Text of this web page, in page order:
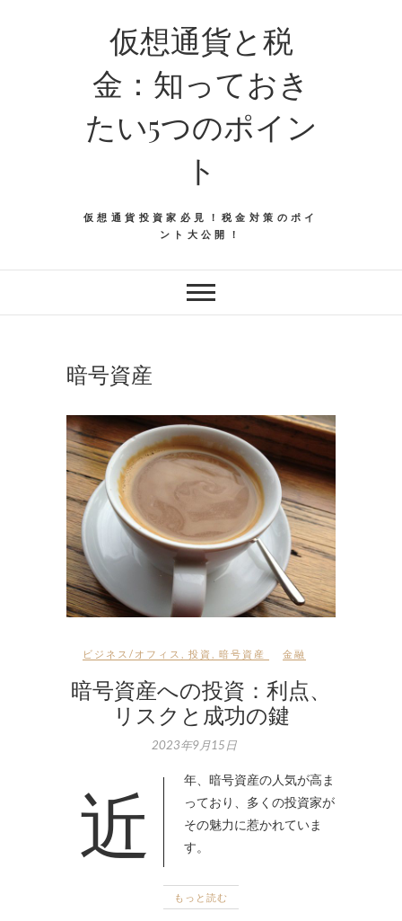
仮想通貨と税
金：知っておき
たい5つのポイン
ト
仮想通貨投資家必見！税金対策のポイ
ント大公開！
暗号資産
ビジネス/オフィス 投資 暗号資産 金融
暗号資産への投資：利点、
リスクと成功の鍵
2023年9月15日
近年、暗号資産の人気が高ま
っており、多くの投資家が
その魅力に惹かれていま
す。
もっと読む